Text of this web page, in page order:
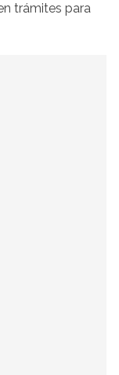
trámites para